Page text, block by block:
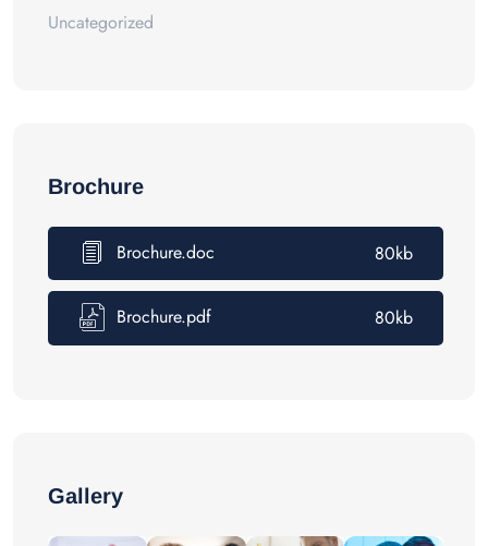
Uncategorized
Brochure
Brochure.doc 80kb
Brochure.pdf 80kb
Gallery